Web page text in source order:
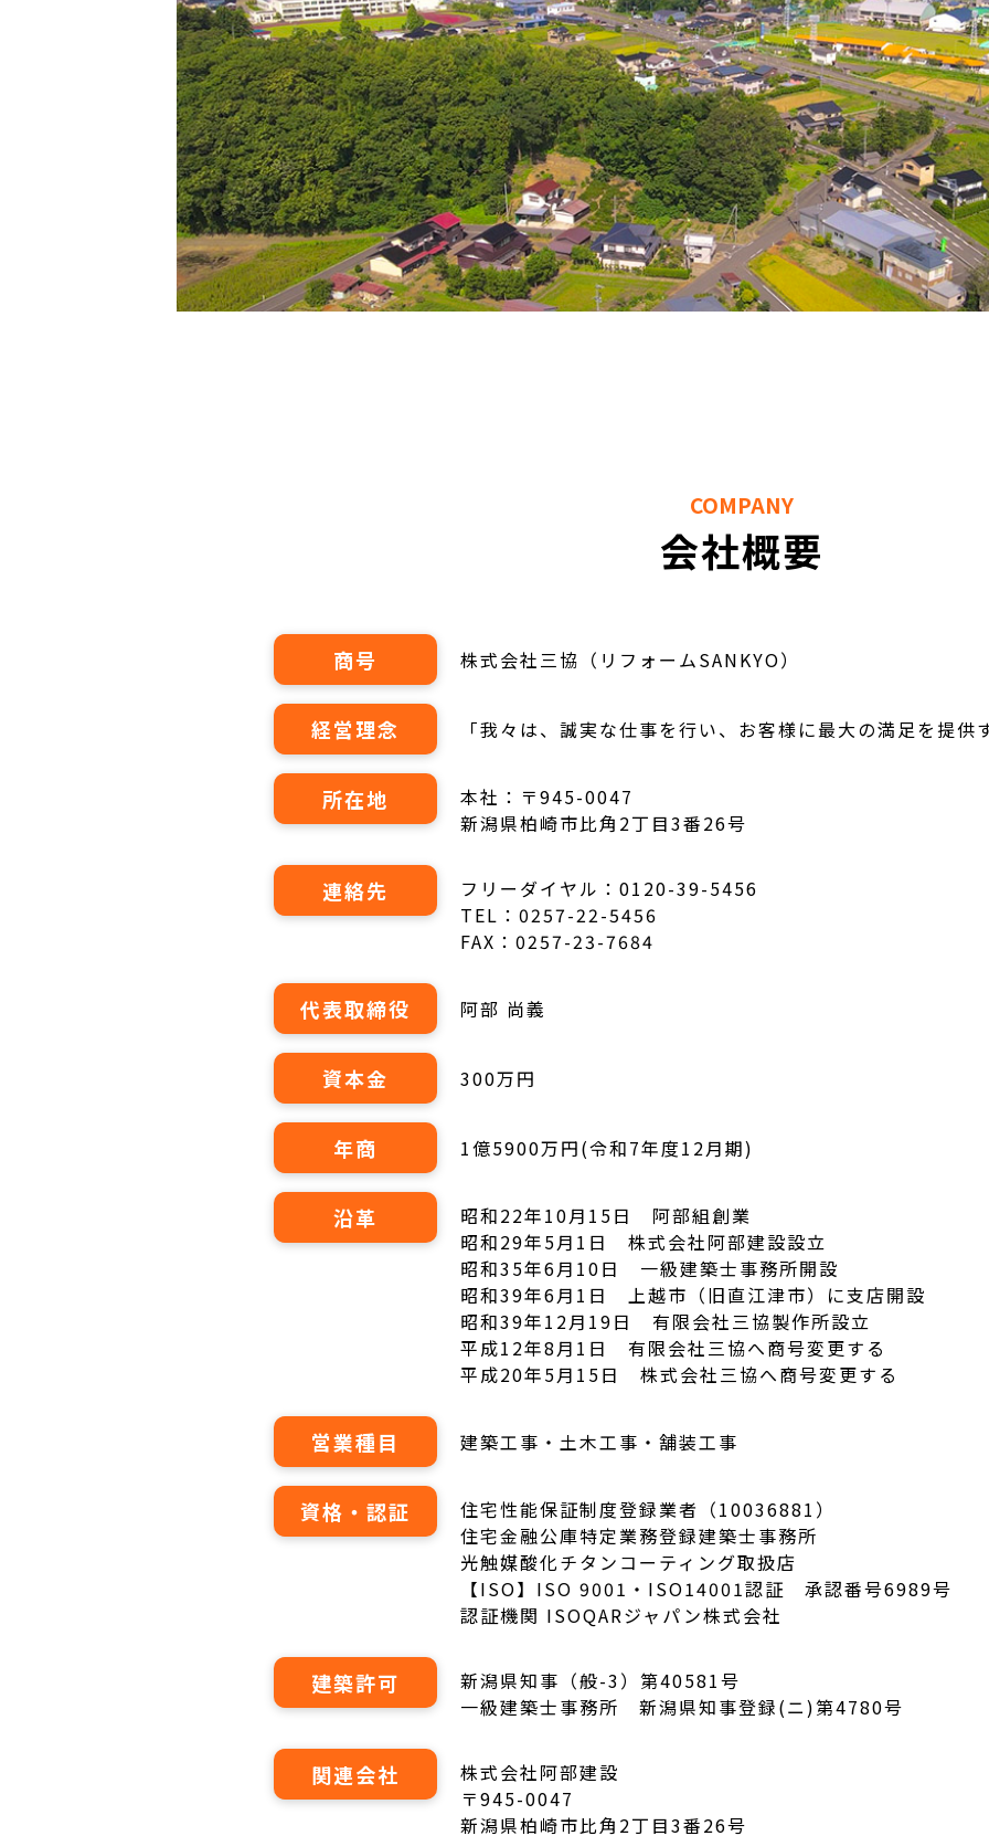
COMPANY
会社概要
商号 株式会社三協（リフォームSANKYO）
経営理念 「我々は、誠実な仕事を行い、お客様に最大の満足を提供
所在地
本社：〒945-0047
新潟県柏崎市比角2丁目3番26号
連絡先
フリーダイヤル：0120-39-5456
TEL：0257-22-5456
FAX：0257-23-7684
代表取締役 阿部 尚義
資本金 300万円
年商 1億5900万円(令和7年度12月期)
沿革
昭和22年10月15日 阿部組創業
昭和29年5月1日 株式会社阿部建設設立
昭和35年6月10日 一級建築士事務所開設
昭和39年6月1日 上越市（旧直江津市）に支店開設
昭和39年12月19日 有限会社三協製作所設立
平成12年8月1日 有限会社三協へ商号変更する
平成20年5月15日 株式会社三協へ商号変更する
営業種目 建築工事・土木工事・舗装工事
資格・認証
住宅性能保証制度登録業者（10036881）
住宅金融公庫特定業務登録建築士事務所
光触媒酸化チタンコーティング取扱店
【ISO】ISO 9001・ISO14001認証 承認番号6989号
認証機関 ISOQARジャパン株式会社
建築許可
新潟県知事（般-3）第40581号
一級建築士事務所 新潟県知事登録(ニ)第4780号
関連会社
株式会社阿部建設
〒945-0047
新潟県柏崎市比角2丁目3番26号